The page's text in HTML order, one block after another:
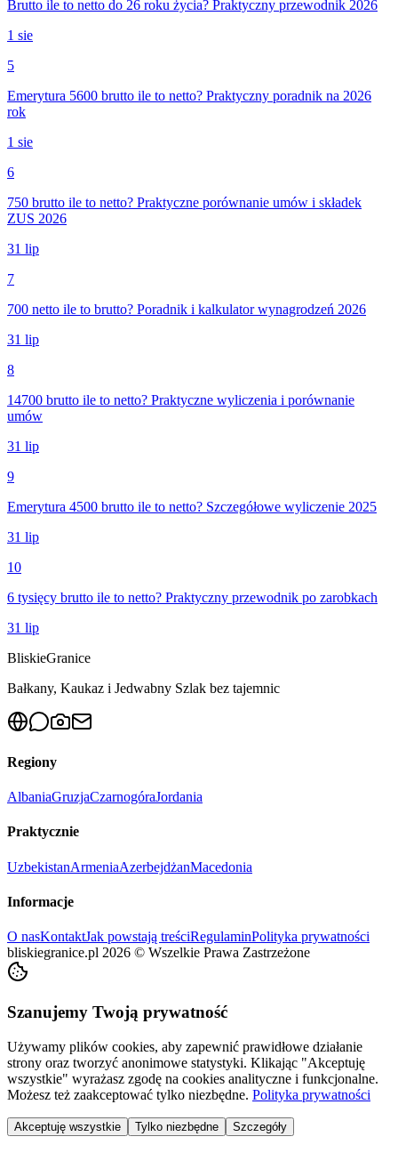
Brutto ile to netto do 26 roku życia? Praktyczny przewodnik 2026
1 sie
5
Emerytura 5600 brutto ile to netto? Praktyczny poradnik na 2026
rok
1 sie
6
750 brutto ile to netto? Praktyczne porównanie umów i składek
ZUS 2026
31 lip
7
700 netto ile to brutto? Poradnik i kalkulator wynagrodzeń 2026
31 lip
8
14700 brutto ile to netto? Praktyczne wyliczenia i porównanie
umów
31 lip
9
Emerytura 4500 brutto ile to netto? Szczegółowe wyliczenie 2025
31 lip
10
6 tysięcy brutto ile to netto? Praktyczny przewodnik po zarobkach
31 lip
BliskieGranice
Bałkany, Kaukaz i Jedwabny Szlak bez tajemnic
Regiony
AlbaniaGruzjaCzarnogóraJordania
Praktycznie
UzbekistanArmeniaAzerbejdżanMacedonia
Informacje
O nasKontaktJak powstają treściRegulaminPolityka prywatności
bliskiegranice.pl 2026 © Wszelkie Prawa Zastrzeżone
Szanujemy Twoją prywatność
Używamy plików cookies, aby zapewnić prawidłowe działanie
strony oraz tworzyć anonimowe statystyki. Klikając "Akceptuję
wszystkie" wyrażasz zgodę na cookies analityczne i funkcjonalne.
Możesz też zaakceptować tylko niezbędne. Polityka prywatności
Akceptuję wszystkie Tylko niezbędne Szczegóły